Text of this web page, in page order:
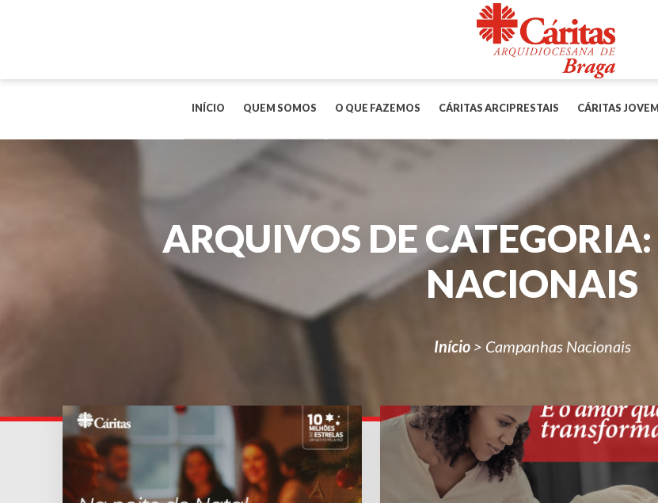
INÍCIO QUEM SOMOS O QUE FAZEMOS CÁRITAS ARCIPRESTAIS CÁRITAS JOVEM
ARQUIVOS DE CATEGORIA:
NACIONAIS
Início > Campanhas Nacionais